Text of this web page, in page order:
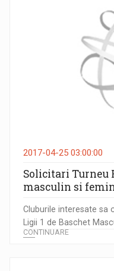
2017-04-25 03:00:00
Solicitari Turneu
masculin si
Cluburile interesate sa
Ligii 1 de Baschet
CONTINUARE